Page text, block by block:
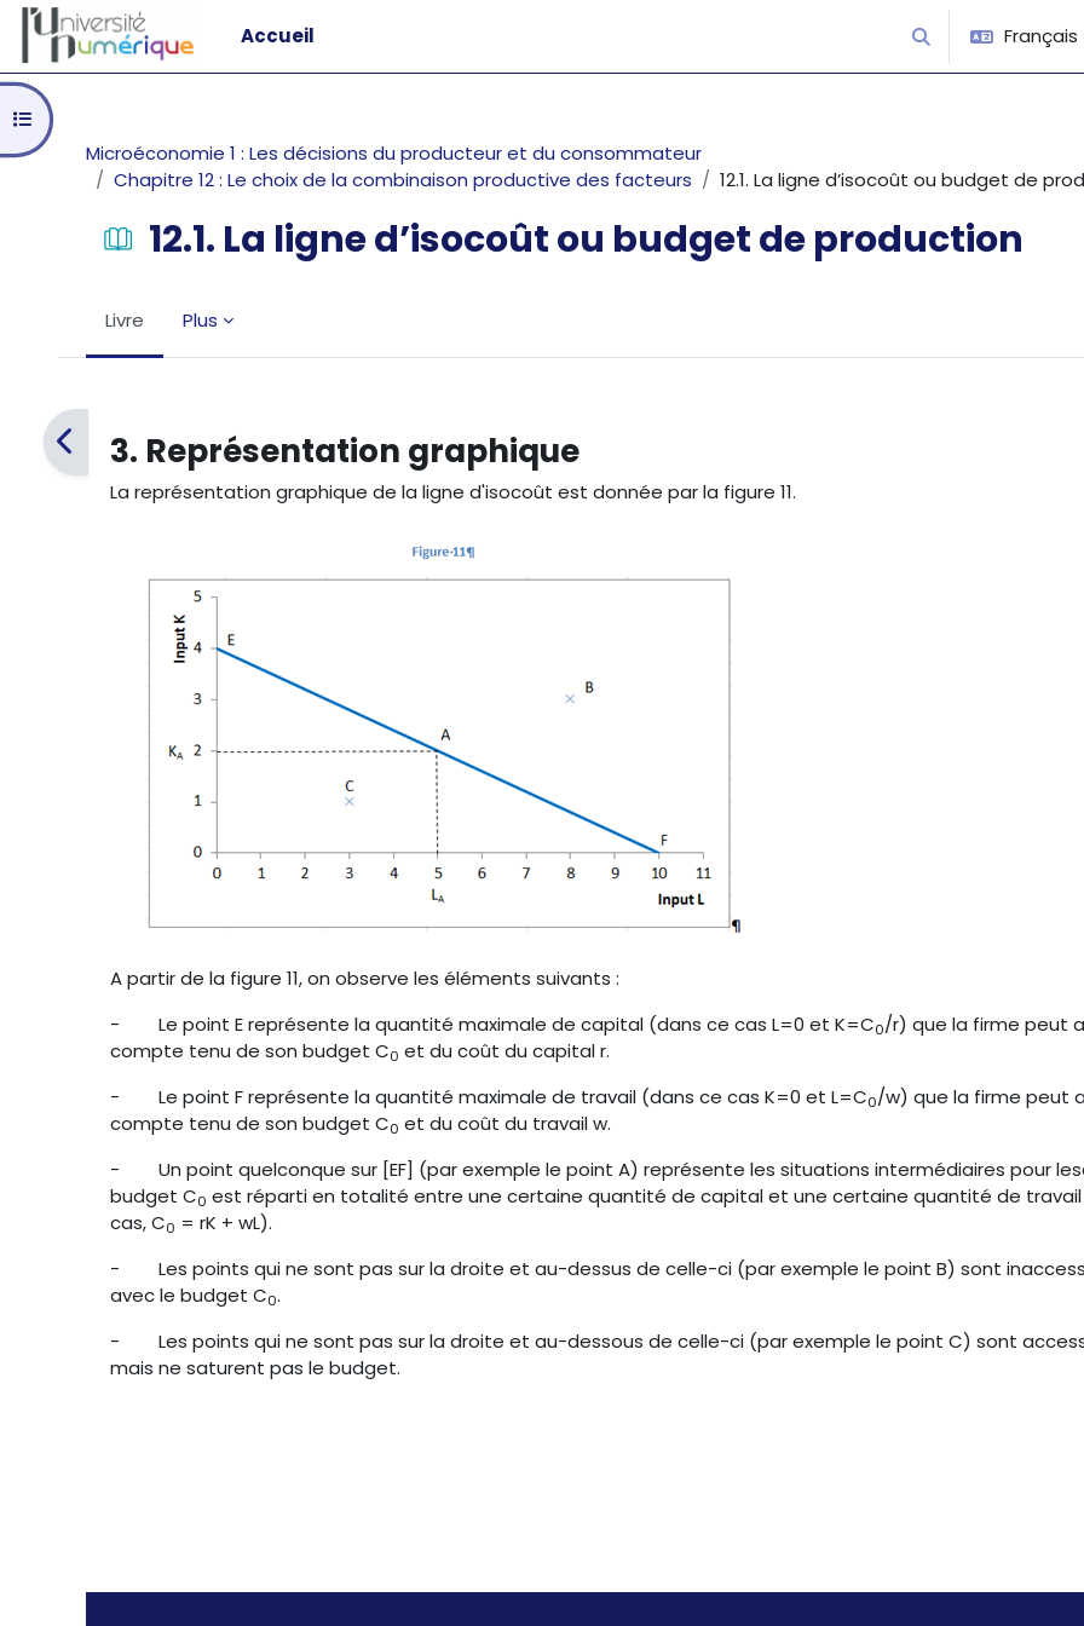
Passer au contenu principal
Accueil
Activer/désactiver
Ouvrir l’index du cours
Microéconomie 1 : Les décisions du producteur et du consommateur
Chapitre 12 : Le choix de la combinaison productive des facteurs
12.1. La ligne d’isocoût ou budget de
12.1. La ligne d’isocoût ou budget de production
Livre Plus
3. Représentation graphique
La représentation graphique de la ligne d'isocoût est donnée par la figure 11.
A partir de la figure 11, on observe les éléments suivants :
- Le point E représente la quantité maximale de capital (dans ce cas L=0 et K=C0/r) que la firme peut
compte tenu de son budget C0 et du coût du capital r.
- Le point F représente la quantité maximale de travail (dans ce cas K=0 et L=C0/w) que la firme peut
compte tenu de son budget C0 et du coût du travail w.
- Un point quelconque sur [EF] (par exemple le point A) représente les situations intermédiaires pour
budget C0 est réparti en totalité entre une certaine quantité de capital et une certaine quantité de
cas, C0 = rK + wL).
- Les points qui ne sont pas sur la droite et au-dessus de celle-ci (par exemple le point B) sont
avec le budget C0.
- Les points qui ne sont pas sur la droite et au-dessous de celle-ci (par exemple le point C) sont
mais ne saturent pas le budget.